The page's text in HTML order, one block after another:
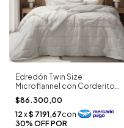
Edredón Twin Size
Microflannel con Corderito
Abrigado crudo - Palette
$86.300,00